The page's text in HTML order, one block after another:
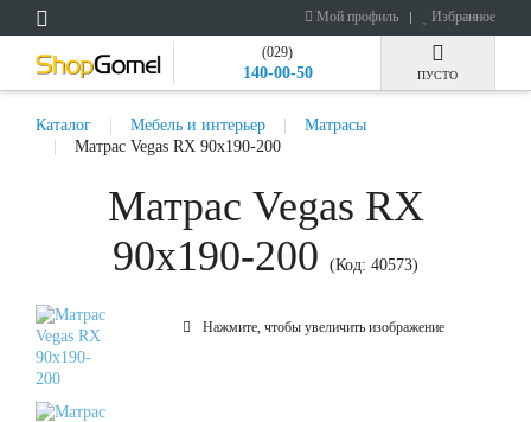
Мой профиль Избранное
(029)
140-00-50 ПУСТО
Каталог Мебель и интерьер
Матрасы
Матрас Vegas RX 90x190-200
Матрас Vegas RX
90x190-200
(Код: 40573)
Нажмите, чтобы увеличить изображение